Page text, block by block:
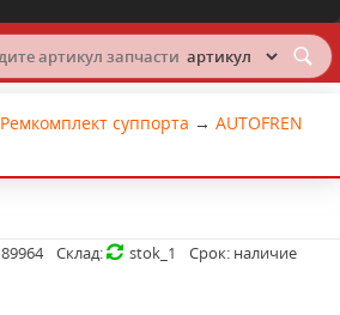
Ремкомплект суппорта → AUTOFREN
89964 Склад: stok_1 Срок: наличие